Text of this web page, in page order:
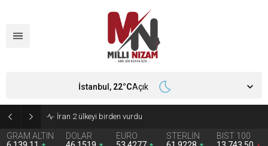
İran 2 ülkeyi birden vurdu
GRAM ALTIN
DOLAR
EURO
STERLİN
BIST 100
İstanbul, 22°CAçık